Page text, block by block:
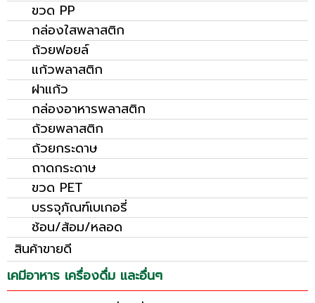
ขวด PP
กล่องใสพลาสติก
ถ้วยฟอยล์
แก้วพลาสติก
ฝาแก้ว
กล่องอาหารพลาสติก
ถ้วยพลาสติก
ถ้วยกระดาษ
ถาดกระดาษ
ขวด PET
บรรจุภัณฑ์เบเกอรี่
ช้อน/ส้อม/หลอด
สินค้าขายดี
เคมีอาหาร เครื่องดื่ม และอื่นๆ